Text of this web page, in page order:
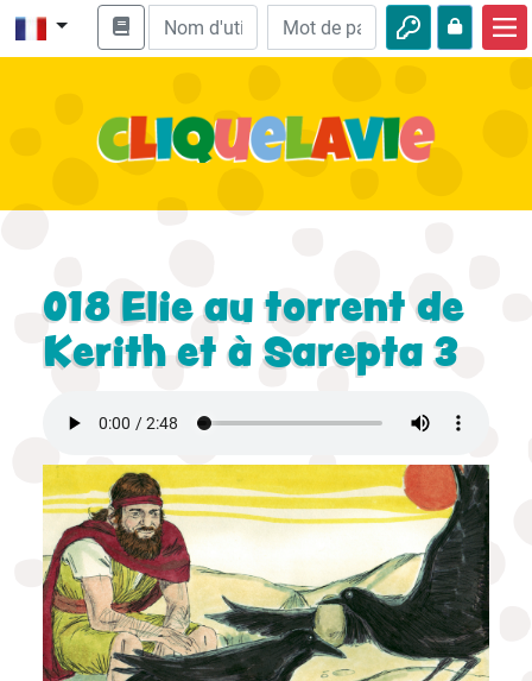
Enseignement biblique
Aventures
018 Elie au torrent de
Kerith et à Sarepta 3